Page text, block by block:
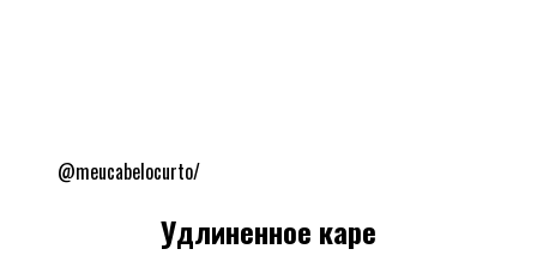
@meucabelocurto/
Удлиненное каре